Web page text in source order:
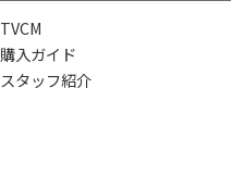
TVCM
購入ガイド
スタッフ紹介